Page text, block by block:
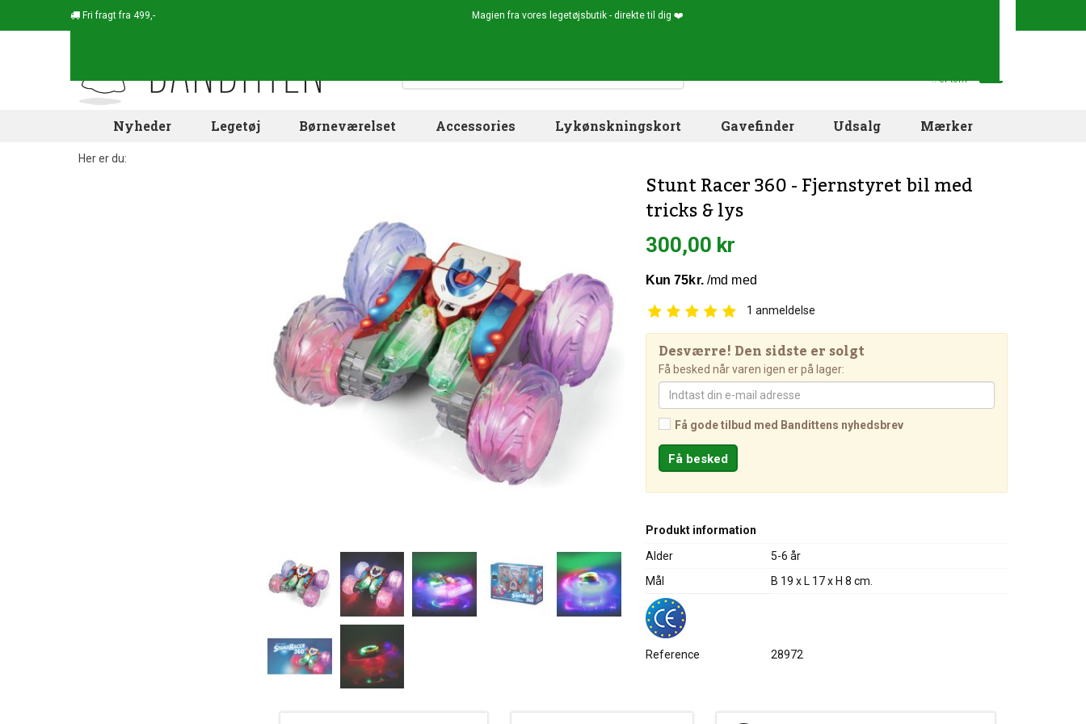
Fri fragt fra 499,- Magien fra vores legetøjsbutik - direkte til dig ❤️
.. er tom
Nyheder Legetøj Børneværelset Accessories Lykønskningskort Gavefinder Udsalg Mærker
Her er du:
Stunt Racer 360 - Fjernstyret bil med
tricks & lys
300,00 kr
1 anmeldelse
Desværre! Den sidste er solgt
Få besked når varen igen er på lager:
Få gode tilbud med Bandittens nyhedsbrev
Produkt information
Alder
5-6 år
Mål
B 19 x L 17 x H 8 cm.
Reference 28972